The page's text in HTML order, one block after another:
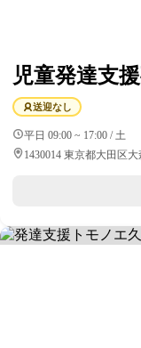
児童発達支
送迎なし
平日 09:00 ~ 17:00 / 土
1430014 東京都大田区